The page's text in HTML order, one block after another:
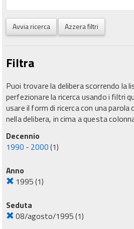
Avvia ricerca Azzera filtri
Filtra
Puoi trovare la delibera scorrendo la
perfezionare la ricerca usando i filtri
usare il form di ricerca con una
nella delibera, in cima a questa
Decennio
1990 - 2000(1)
Anno
1995(1)
Seduta
08/agosto/1995(1)